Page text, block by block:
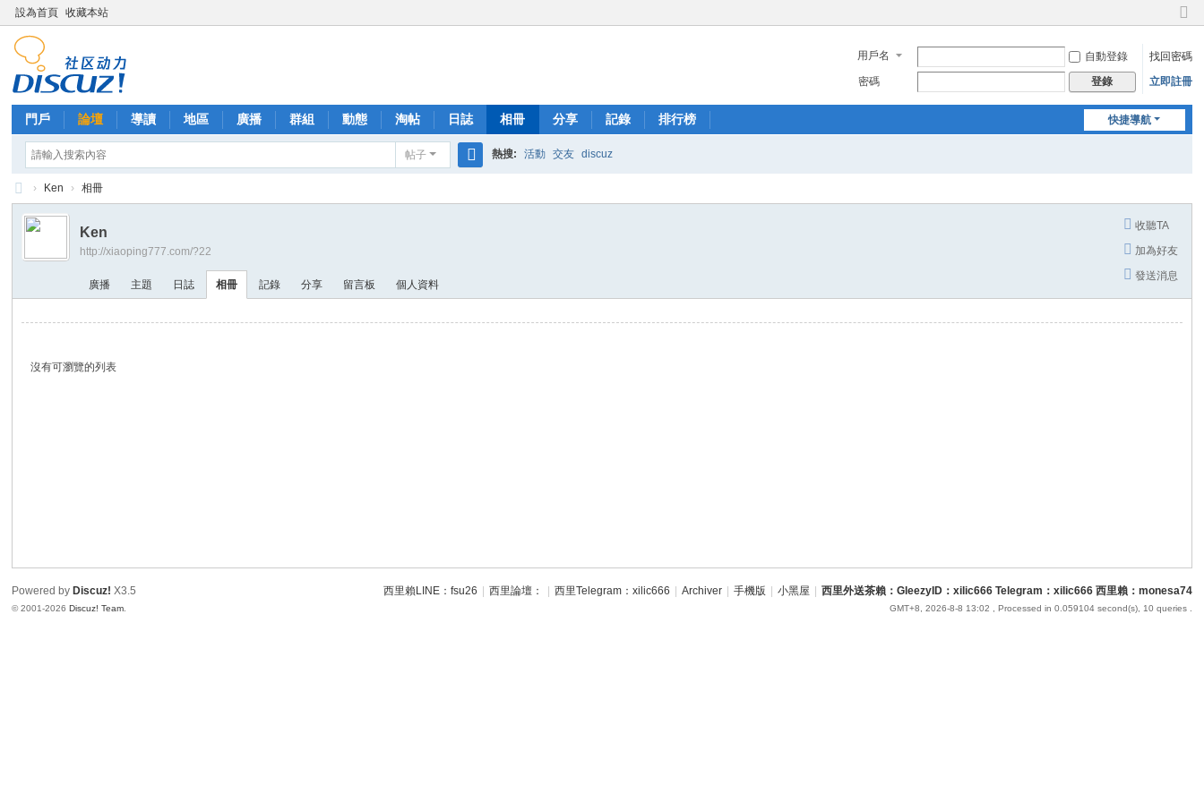
設為首頁 收藏本站
切
到
窄
用戶名 自動登錄
找回密碼
密碼
登錄 立即註冊
快捷導航
門戶 論壇 導讀 地區 廣播 群組 動態 淘帖 日誌 相冊 分享 記錄 排行榜
帖子
索
熱搜: 活動 交友 discuz
西
外
› Ken › 相冊
收聽TA
加為好友
發送消息
Ken
http://xiaoping777.com/?22
廣播 主題 日誌 相冊 記錄 分享 留言板 個人資料
沒有可瀏覽的列表
西里賴LINE：fsu26 西里論壇： 西里Telegram：xilic666 Archiver 手機版 小黑屋 西里外送茶賴：GleezyID：xilic666 Telegram：xilic666 西里賴：monesa74
GMT+8, 2026-8-8 13:02 , Processed in 0.059104 second(s), 10 queries .
Powered by Discuz! X3.5
© 2001-2026Discuz! Team